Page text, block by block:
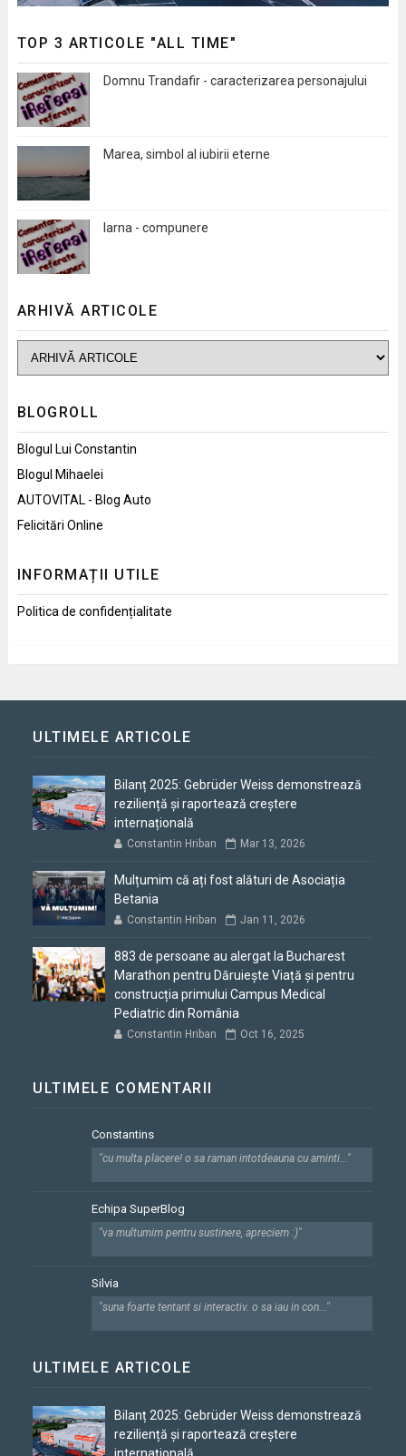
TOP 3 ARTICOLE "ALL TIME"
Domnu Trandafir - caracterizarea personajului
Marea, simbol al iubirii eterne
Iarna - compunere
ARHIVĂ ARTICOLE
BLOGROLL
Blogul Lui Constantin
Blogul Mihaelei
AUTOVITAL - Blog Auto
Felicitări Online
INFORMAȚII UTILE
Politica de confidențialitate
ULTIMELE ARTICOLE
Bilanț 2025: Gebrüder Weiss demonstrează
reziliență și raportează creștere
internațională
Constantin Hriban Mar 13, 2026
Mulțumim că ați fost alături de Asociația
Betania
Constantin Hriban Jan 11, 2026
883 de persoane au alergat la Bucharest
Marathon pentru Dăruiește Viață și pentru
construcția primului Campus Medical
Pediatric din România
Constantin Hriban Oct 16, 2025
ULTIMELE COMENTARII
Constantins
"cu multa placere! o sa raman intotdeauna cu aminti..."
Echipa SuperBlog
"va multumim pentru sustinere, apreciem :)"
Silvia
"suna foarte tentant si interactiv. o sa iau in con..."
ULTIMELE ARTICOLE
Bilanț 2025: Gebrüder Weiss demonstrează
reziliență și raportează creștere